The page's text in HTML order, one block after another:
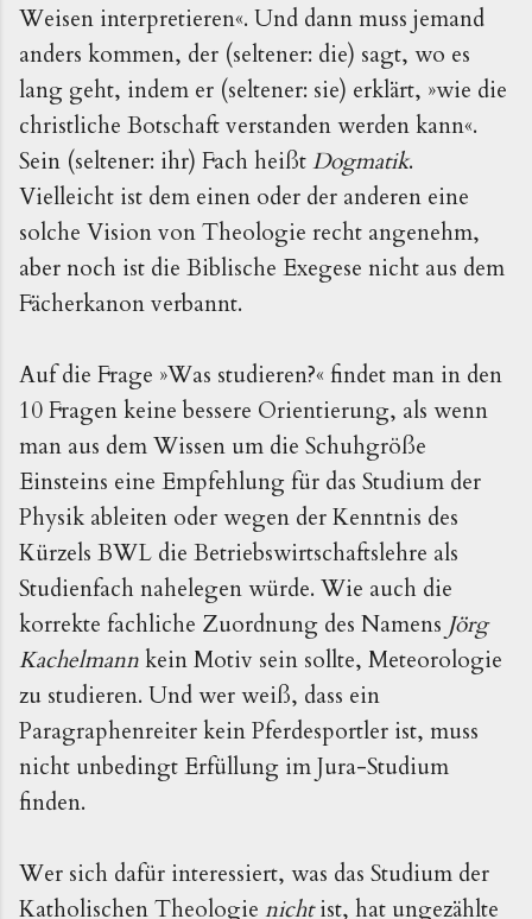
Weisen interpretieren«. Und dann muss jemand
anders kommen, der (seltener: die) sagt, wo es
lang geht, indem er (seltener: sie) erklärt, »wie die
christliche Botschaft verstanden werden kann«.
Sein (seltener: ihr) Fach heißtDogmatik.
Vielleicht ist dem einen oder der anderen eine
solche Vision von Theologie recht angenehm,
aber noch ist die Biblische Exegese nicht aus dem
Fächerkanon verbannt.
Auf die Frage »Was studieren?« findet man in den
10 Fragen keine bessere Orientierung, als wenn
man aus dem Wissen um die Schuhgröße
Einsteins eine Empfehlung für das Studium der
Physik ableiten oder wegen der Kenntnis des
Kürzels BWL die Betriebswirtschaftslehre als
Studienfach nahelegen würde. Wie auch die
korrekte fachliche Zuordnung des Namens Jörg
Kachelmannkein Motiv sein sollte, Meteorologie
zu studieren. Und wer weiß, dass ein
Paragraphenreiter kein Pferdesportler ist, muss
nicht unbedingt Erfüllung im Jura-Studium
finden.
Wer sich dafür interessiert, was das Studium der
Katholischen Theologie nichtist, hat ungezählte